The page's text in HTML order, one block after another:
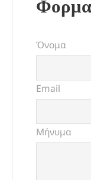
Φορμα
Όνομα
Email
Μήνυμα